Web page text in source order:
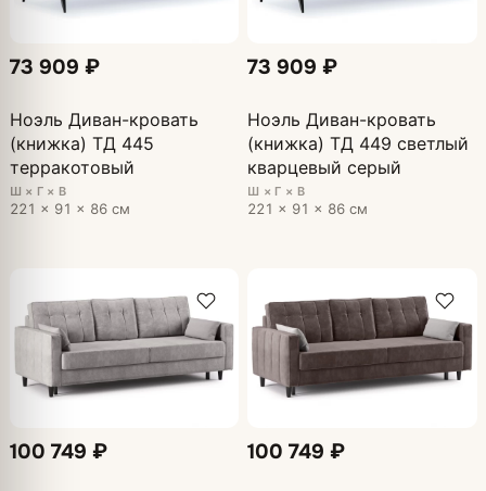
73 909 ₽
Ноэль Диван-кровать
(книжка) ТД 445
терракотовый
Ш × Г × В
221 × 91 × 86 см
73 909 ₽
Ноэль Диван-кровать
(книжка) ТД 449 светлый
кварцевый серый
Ш × Г × В
221 × 91 × 86 см
100 749 ₽ 100 749 ₽